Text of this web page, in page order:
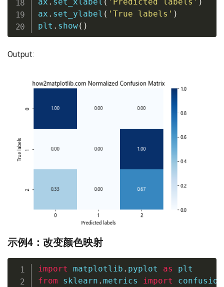
ax . set_ylabel ( 'True labels' )
plt . show( )
Output:
示例4：改变颜色映射
import matplotlib . pyplot as
from sklearn . metrics
import